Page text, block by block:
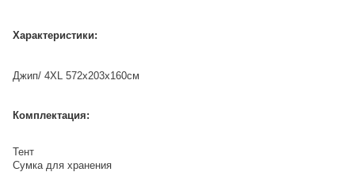
Характеристики:
Джип/ 4XL 572х203х160см
Комплектация:
Тент
Сумка для хранения